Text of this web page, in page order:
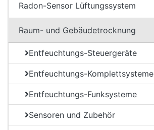
Radon-Sensor Lüftungssystem
Raum- und Gebäudetrocknung
Entfeuchtungs-Steuergeräte
Entfeuchtungs-Komplettsysteme
Entfeuchtungs-Funksysteme
Sensoren und Zubehör